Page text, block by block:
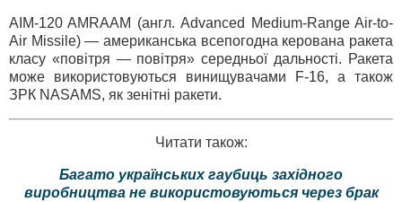
AIM-120 AMRAAM (англ. Advanced Medium-Range Air-to-
Air Missile) — американська всепогодна керована ракета
класу «повітря — повітря» середньої дальності. Ракета
може використовуються винищувачами F-16, а також
ЗРК NASAMS, як зенітні ракети.
Читати також:
Багато українських гаубиць західного
виробництва не використовуються через брак